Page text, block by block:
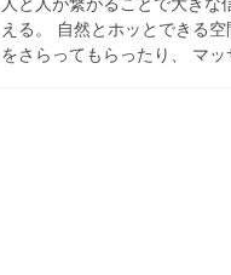
人と人が繋がることで大きな
える。 自然とホッとできる
をさらってもらったり、 マ